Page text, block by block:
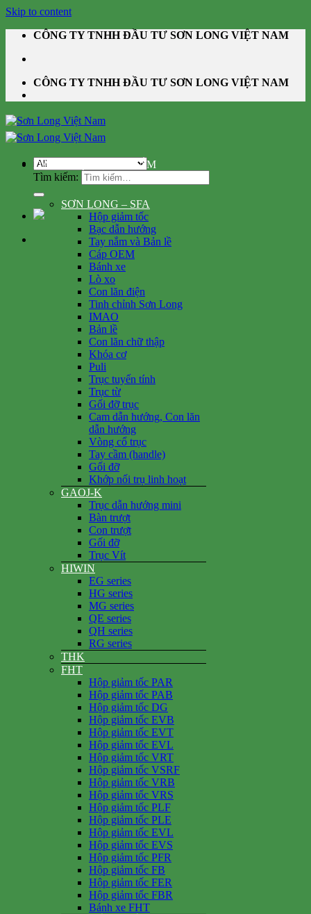
Skip to content
CÔNG TY TNHH ĐẦU TƯ SƠN LONG VIỆT NAM
CÔNG TY TNHH ĐẦU TƯ SƠN LONG VIỆT NAM
Tìm kiếm:
DANH MỤC SẢN PHẨM
SƠN LONG – SFA
Hộp giảm tốc
Bạc dẫn hướng
Tay nắm và Bản lề
Cáp OEM
Bánh xe
Lò xo
Con lăn điện
Tinh chỉnh Sơn Long
IMAO
Bản lề
Con lăn chữ thập
Khóa cơ
Puli
Trục tuyến tính
Trục từ
Gối đỡ trục
Cam dẫn hướng, Con lăn
dẫn hướng
Vòng cổ trục
Tay cầm (handle)
Gối đỡ
Khớp nối trụ linh hoạt
GAOJ-K
Trục dẫn hướng mini
Bàn trượt
Con trượt
Gối đỡ
Trục Vít
HIWIN
EG series
HG series
MG series
QE series
QH series
RG series
THK
FHT
Hộp giảm tốc PAR
Hộp giảm tốc PAB
Hộp giảm tốc DG
Hộp giảm tốc EVB
Hộp giảm tốc EVT
Hộp giảm tốc EVL
Hộp giảm tốc VRT
Hộp giảm tốc VSRF
Hộp giảm tốc VRB
Hộp giảm tốc VRS
Hộp giảm tốc PLF
Hộp giảm tốc PLE
Hộp giảm tốc EVL
Hộp giảm tốc EVS
Hộp giảm tốc PFR
Hộp giảm tốc FB
Hộp giảm tốc FER
Hộp giảm tốc FBR
Bánh xe FHT